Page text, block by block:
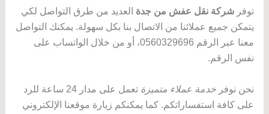
توفر شركة نقل عفش من جدة العديد من طرق التواصل لكي
يتمكن جميع عملائنا من الاتصال بنا بكل سهولة. يمكنك التواصل
معنا عبر الرقم 0560329696، أو من خلال الواتساب على
نفس الرقم.
نحن نوفر خدمة عملاء متميزة
تعمل على مدار 24 ساعة للرد
على كافة استفساراتكم. كما يمكنكم زيارة موقعنا الإلكتروني